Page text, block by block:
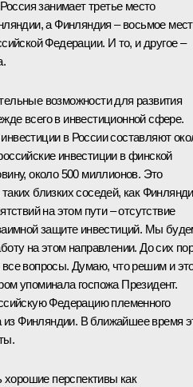
занимает третье место
а Финляндия – восьмое
Федерации. И то, и другое –
возможности для развития
всего в инвестиционной сфере.
в России составляют
инвестиции в финской
около 500 миллионов. Это
близких соседей, как
на этом пути – отсутствие
защите инвестиций. Мы
на этом направлении. До сих
вопросы. Думаю, что решим и
упоминала госпожа Президент.
Федерацию племенного
из Финляндии. В ближайшее время
хорошие перспективы как